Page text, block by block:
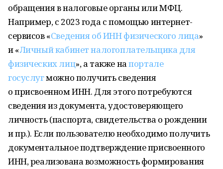
обращения в налоговые органы или МФЦ.
Например, с 2023 года с помощью интернет-
сервисов «Сведения об ИНН физического лица»
и «Личный кабинет налогоплательщика для
физических лиц», а также напортале
госуслугможно получить сведения
о присвоенном ИНН. Для этого потребуются
сведения из документа, удостоверяющего
личность (паспорта, свидетельства о рождении
и пр.). Если пользователю необходимо получить
документальное подтверждение присвоенного
ИНН, реализована возможность формирования